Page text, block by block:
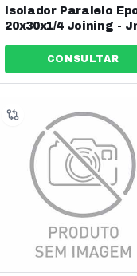
Isolador Paralelo
20x30x1/4 Joining -
CONSULTAR